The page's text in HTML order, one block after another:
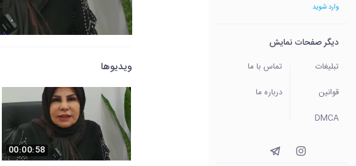
وارد شوید
دیگر صفحات نمایش
تبلیغات
تماس با ما
قوانین
درباره ما
DMCA
ویدیوها
00:00:58